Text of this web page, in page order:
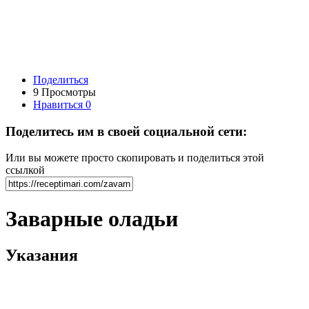
Поделиться
9 Просмотры
Нравиться 0
Поделитесь им в своей социальной сети:
Или вы можете просто скопировать и поделиться этой
ссылкой
Заварные оладьи
Указания